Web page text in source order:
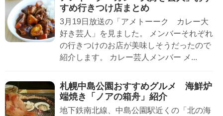
すめ行きつけ店まとめ
3月19日放送の「アメトーーク カレー大
好き芸人」を見ました。 メンバーそれぞれ
の行きつけのお店が美味しそうだったので
紹介します。 カレー芸人メンバー メ...
札幌中島公園おすすめグルメ 海鮮炉
端焼き「ノアの箱舟」紹介
地下鉄南北線、中島公園駅近くの「北の海